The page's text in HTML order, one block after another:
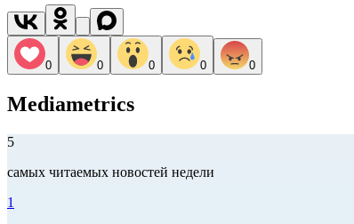
0 0 0 0 0
Mediametrics
5
самых читаемых новостей недели
1